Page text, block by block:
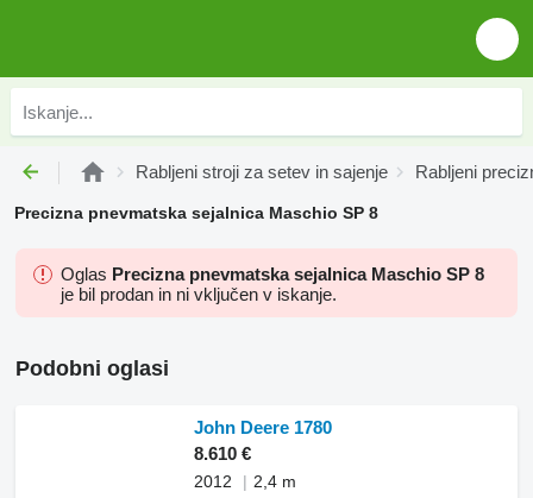
Rabljeni stroji za setev in sajenje Rabljeni
Precizna pnevmatska sejalnica Maschio SP 8
Oglas Precizna pnevmatska sejalnica Maschio SP 8
je bil prodan in ni vključen v iskanje.
Podobni oglasi
John Deere 1780
8.610 €
2012
2,4 m